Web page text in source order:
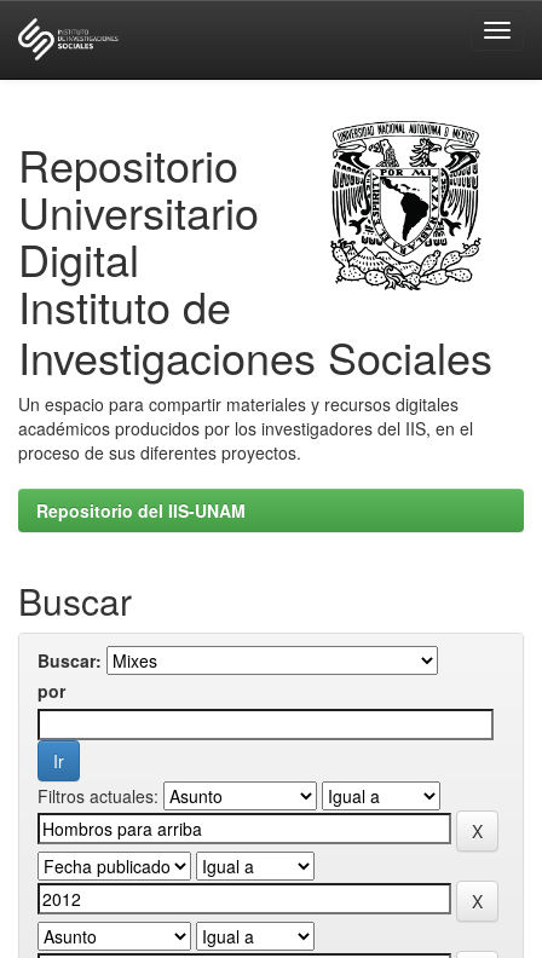
Repositorio
Universitario
Digital
Instituto de
Investigaciones Sociales
Un espacio para compartir materiales y recursos digitales
académicos producidos por los investigadores del IIS, en el
proceso de sus diferentes proyectos.
Repositorio del IIS-UNAM
Buscar
Buscar:
por
Filtros actuales: